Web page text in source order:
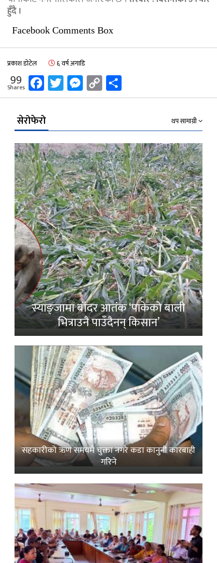
हुँदै ।
Facebook Comments Box
प्रकाश डोटेल ६ वर्ष अगाडि
99
Shares Facebook
Twitter
Messenger
Copy
Link
सेरोफेरो थप सामाग्री
स्याङ्जामा बाँदर आतंक ‘पाकेको बाली
भित्राउनै पाउँदैनन् किसान’
सहकारीको ऋण समयमै चुक्ता नगरे कडा कानुनी कारबाही
गरिने